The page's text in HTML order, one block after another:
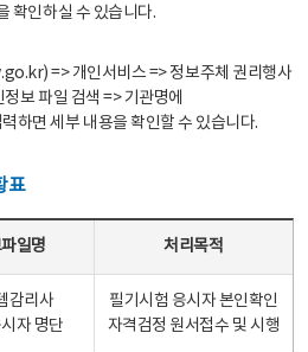
확인하실 수 있습니다.
=> 개인서비스 => 정보주체 권리행사
보 파일 검색 => 기관명에
하면 세부 내용을 확인할 수 있습니다.
표
일명 처리목적
감리사
자 명단
필기시험 응시자 본인확인
자격검정 원서접수 및 시행